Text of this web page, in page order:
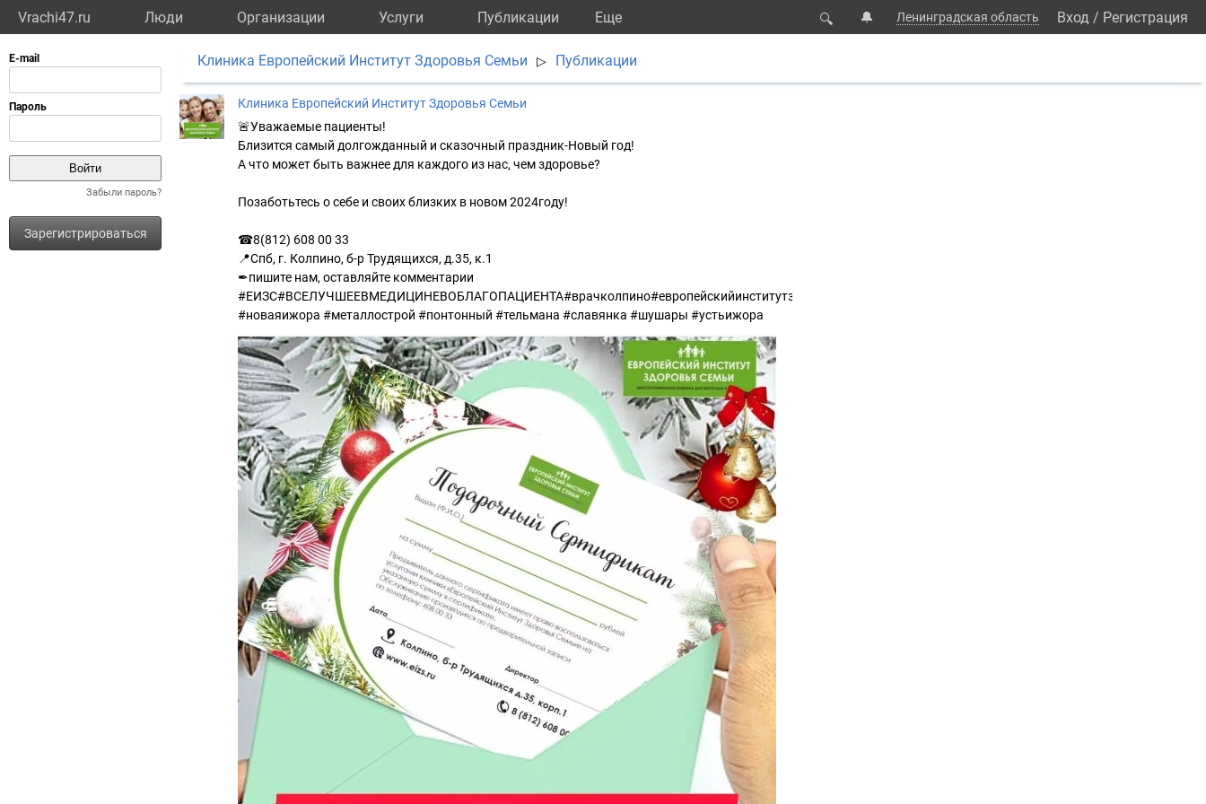
Vrachi47.ru Люди Организации Услуги Публикации Eще 🔍 🔔 Ленинградская область Вход / Регистрация
Забыли пароль?
Зарегистрироваться
Клиника Европейский Институт Здоровья Семьи ▷ Публикации
Клиника Европейский Институт Здоровья Семьи
🚨Уважаемые пациенты!
Близится самый долгожданный и сказочный праздник-Новый год!
А что может быть важнее для каждого из нас, чем здоровье?
Позаботьтесь о себе и своих близких в новом 2024году!
☎8(812) 608 00 33
📍Спб, г. Колпино, б-р Трудящихся, д.35, к.1
✒пишите нам, оставляйте комментарии
#ЕИЗС#ВСЕЛУЧШЕЕВМЕДИЦИНЕВОБЛАГОПАЦИЕНТА#врачколпино#европейскийинститутздоровьясемьи#колпино
#новаяижора #металлострой #понтонный #тельмана #славянка #шушары #устьижора